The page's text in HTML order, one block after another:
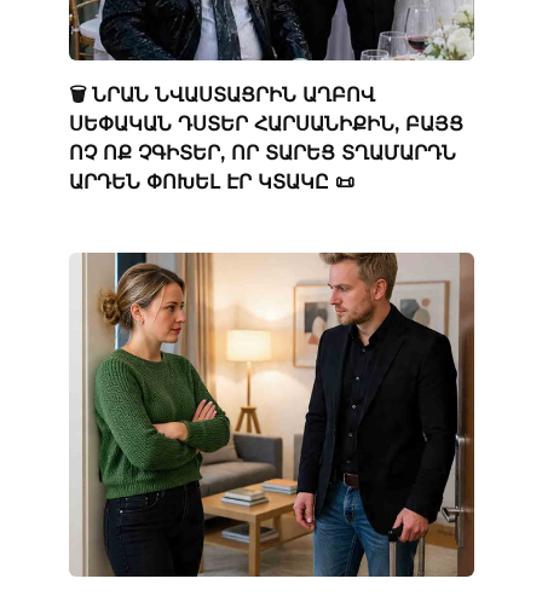
🗑️ ՆՐԱՆ ՆՎԱՍՏԱՑՐԻՆ ԱՂԲՈՎ
ՍԵՓԱԿԱՆ ԴՍՏԵՐ ՀԱՐՍԱՆԻՔԻՆ, ԲԱՅՑ
ՈՉ ՈՔ ՉԳԻՏԵՐ, ՈՐ ՏԱՐԵՑ ՏՂԱՄԱՐԴՆ
ԱՐԴԵՆ ՓՈԽԵԼ ԷՐ ԿՏԱԿԸ 📜